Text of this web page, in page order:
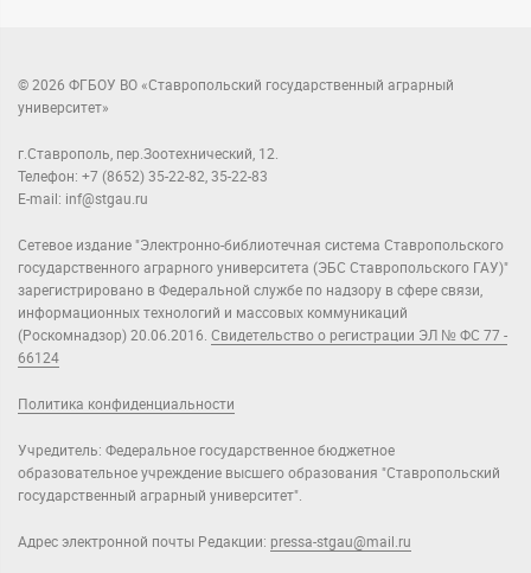
© 2026 ФГБОУ ВО «Ставропольский государственный аграрный
университет»
г.Ставрополь, пер.Зоотехнический, 12.
Телефон: +7 (8652) 35-22-82, 35-22-83
E-mail: inf@stgau.ru
Сетевое издание "Электронно-библиотечная система Ставропольского
государственного аграрного университета (ЭБС Ставропольского ГАУ)"
зарегистрировано в Федеральной службе по надзору в сфере связи,
информационных технологий и массовых коммуникаций
(Роскомнадзор) 20.06.2016. Свидетельство о регистрации ЭЛ № ФС 77 -
66124
Политика конфиденциальности
Учредитель: Федеральное государственное бюджетное
образовательное учреждение высшего образования "Ставропольский
государственный аграрный университет".
Адрес электронной почты Редакции: pressa-stgau@mail.ru